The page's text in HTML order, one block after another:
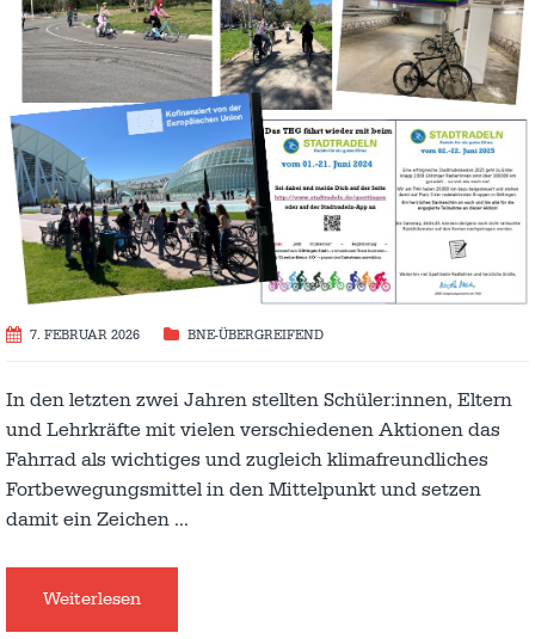
7. FEBRUAR 2026 BNE-ÜBERGREIFEND
In den letzten zwei Jahren stellten Schüler:innen, Eltern
und Lehrkräfte mit vielen verschiedenen Aktionen das
Fahrrad als wichtiges und zugleich klimafreundliches
Fortbewegungsmittel in den Mittelpunkt und setzen
damit ein Zeichen …
Weiterlesen